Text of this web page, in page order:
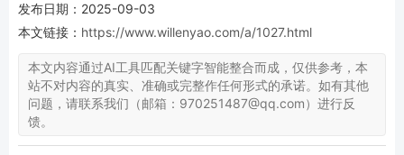
发布日期：2025-09-03
本文链接： https://www.willenyao.com/a/1027.html
本文内容通过AI工具匹配关键字智能整合而成，仅供参考，本
站不对内容的真实、准确或完整作任何形式的承诺。如有其他
问题，请联系我们（邮箱：970251487@qq.com）进行反
馈。